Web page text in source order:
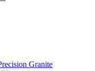
Granite